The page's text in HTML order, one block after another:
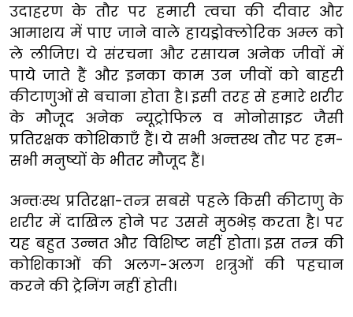
उदाहरण के तौर पर हमारी त्वचा की दीवार और
आमाशय में पाए जाने वाले हायड्रोक्लोरिक अम्ल को
ले लीजिए। ये संरचना और रसायन अनेक जीवों में
पाये जाते हैं और इनका काम उन जीवों को बाहरी
कीटाणुओं से बचाना होता है। इसी तरह से हमारे शरीर
के मौजूद अनेक न्यूट्रोफिल व मोनोसाइट जैसी
प्रतिरक्षक कोशिकाएँ हैं। ये सभी अन्तस्थ तौर पर हम-
सभी मनुष्यों के भीतर मौजूद हैं।
अन्तःस्थ प्रतिरक्षा-तन्त्र सबसे पहले किसी कीटाणु के
शरीर में दाखिल होने पर उससे मुठभेड़ करता है। पर
यह बहुत उन्नत और विशिष्ट नहीं होता। इस तन्त्र की
कोशिकाओं की अलग-अलग शत्रुओं की पहचान
करने की ट्रेनिंग नहीं होती।